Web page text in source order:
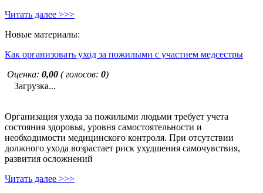
Читать далее >>>
Новые материалы:
Как организовать уход за пожилыми с участием медсестры
Оценка: 0,00 ( голосов: 0)
Загрузка...
Организация ухода за пожилыми людьми требует учета
состояния здоровья, уровня самостоятельности и
необходимости медицинского контроля. При отсутствии
должного ухода возрастает риск ухудшения самочувствия,
развития осложнений
Читать далее >>>